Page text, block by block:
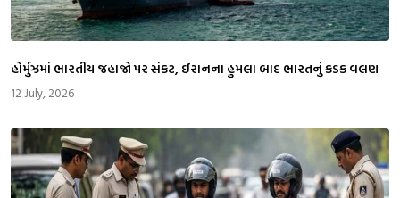
​હોર્મુઝમાં ભારતીય જહાજો પર સંકટ, ઈરાનના હુમલા બાદ ભારતનું કડક વલણ
12 July, 2026